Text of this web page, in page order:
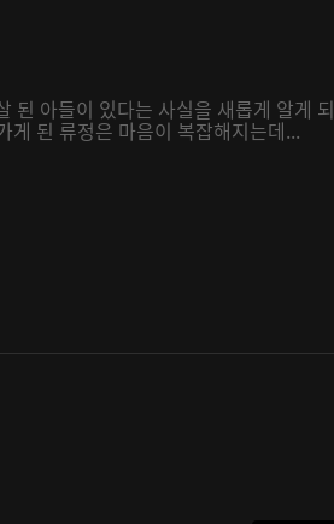
된 아들이 있다는 사실을 새롭게 알게 되
게 된 류정은 마음이 복잡해지는데...